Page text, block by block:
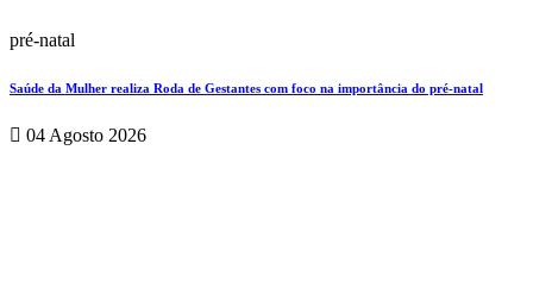
pré-natal
Saúde da Mulher realiza Roda de Gestantes com foco na importância do pré-natal
04 Agosto 2026